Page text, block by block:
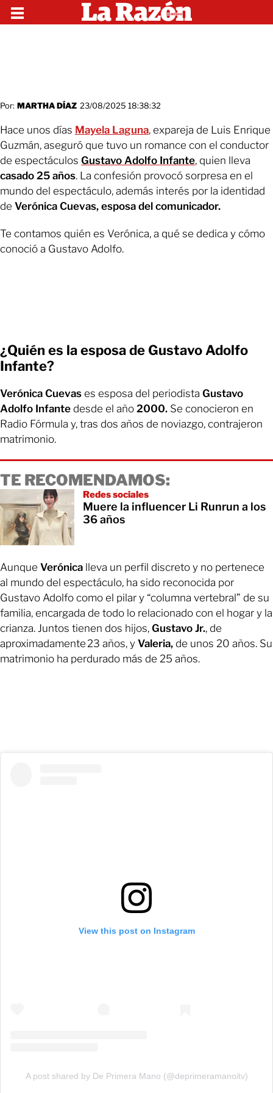
Por: MARTHA DÍAZ 23/08/2025 18:38:32
Hace unos días Mayela Laguna, expareja de Luis Enrique
Guzmán, aseguró que tuvo un romance con el conductor
de espectáculos Gustavo Adolfo Infante, quien lleva
casado 25 años. La confesión provocó sorpresa en el
mundo del espectáculo, además interés por la identidad
de Verónica Cuevas, esposa del comunicador.
Te contamos quién es Verónica, a qué se dedica y cómo
conoció a Gustavo Adolfo.
¿Quién es la esposa de Gustavo Adolfo
Infante?
Verónica Cuevas es esposa del periodista Gustavo
Adolfo Infante desde el año 2000. Se conocieron en
Radio Fórmula y, tras dos años de noviazgo, contrajeron
matrimonio.
TE RECOMENDAMOS:
Redes sociales
Muere la influencer Li Runrun a los
36 años
Aunque Verónica lleva un perfil discreto y no pertenece
al mundo del espectáculo, ha sido reconocida por
Gustavo Adolfo como el pilar y “columna vertebral” de su
familia, encargada de todo lo relacionado con el hogar y la
crianza. Juntos tienen dos hijos, Gustavo Jr., de
aproximadamente 23 años, y Valeria, de unos 20 años. Su
matrimonio ha perdurado más de 25 años.
View this post on Instagram
A post shared by De Primera Mano (@deprimeramanoitv)